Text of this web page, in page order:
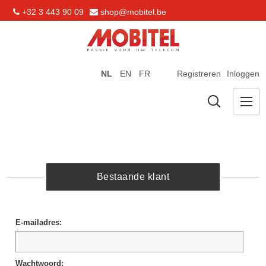
+32 3 443 90 09 shop@mobitel.be
Registreren Inloggen
NL EN FR
Bestaande klant
E-mailadres:
Wachtwoord: